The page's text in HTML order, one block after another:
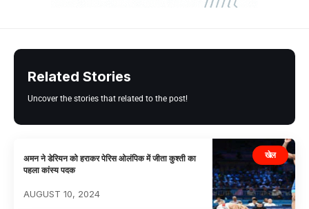
Related Stories
Uncover the stories that related to the post!
खेल
अमन ने डेरियन को हराकर पेरिस ओलंपिक में जीता कुश्ती का
पहला कांस्य पदक
AUGUST 10, 2024